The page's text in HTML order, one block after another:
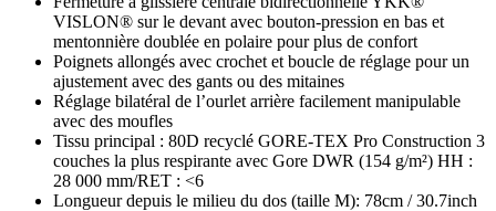
VISLON® sur le devant avec bouton-pression en bas et
mentonnière doublée en polaire pour plus de confort
Poignets allongés avec crochet et boucle de réglage pour un
ajustement avec des gants ou des mitaines
Réglage bilatéral de l’ourlet arrière facilement manipulable
avec des moufles
Tissu principal : 80D recyclé GORE-TEX Pro Construction 3
couches la plus respirante avec Gore DWR (154 g/m²) HH :
28 000 mm/RET : <6
Longueur depuis le milieu du dos (taille M): 78cm / 30.7inch